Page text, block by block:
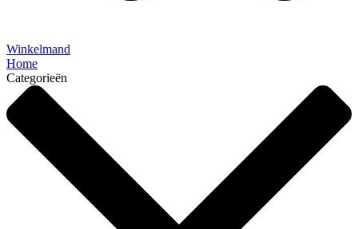
Winkelmand
Home
Categorieën